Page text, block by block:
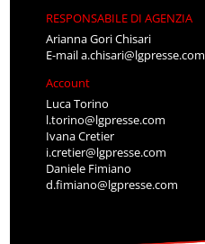
RESPONSABILE DI AGENZIA
Arianna Gori Chisari
E-maila.chisari@lgpresse.com
Account
Luca Torino
l.torino@lgpresse.com
Ivana Cretier
i.cretier@lgpresse.com
Daniele Fimiano
d.fimiano@lgpresse.com